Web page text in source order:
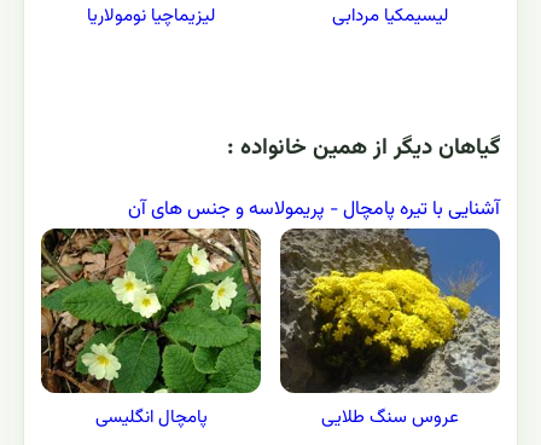
لیسیمکیا مردابی لیزیماچیا نومولاریا
گياهان ديگر از همين خانواده :
آشنایی با تیره پامچال - پريمولاسه و جنس های آن
عروس سنگ طلایی پامچال انگلیسی